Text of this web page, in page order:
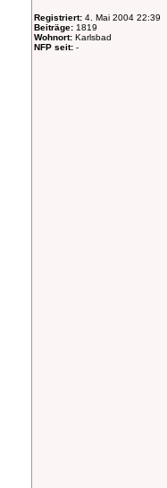
Registriert: 4. Mai 2004 22:39
Beiträge: 1819
Wohnort: Karlsbad
NFP seit: -